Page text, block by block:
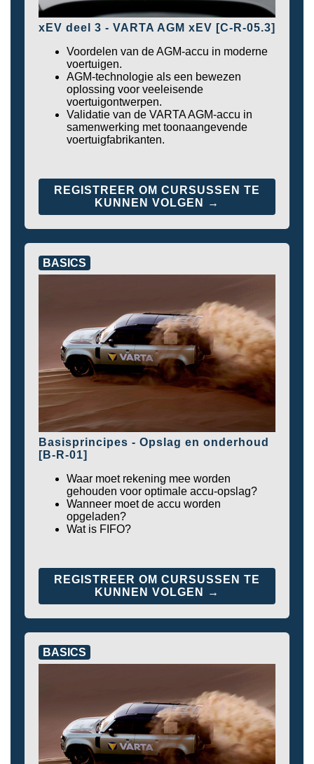
xEV deel 3 - VARTA AGM xEV [C-R-05.3]
Voordelen van de AGM-accu in moderne
voertuigen.
AGM-technologie als een bewezen
oplossing voor veeleisende
voertuigontwerpen.
Validatie van de VARTA AGM-accu in
samenwerking met toonaangevende
voertuigfabrikanten.
REGISTREER OM CURSUSSEN TE
KUNNEN VOLGEN →
BASICS
Basisprincipes - Opslag en onderhoud
[B-R-01]
Waar moet rekening mee worden
gehouden voor optimale accu-opslag?
Wanneer moet de accu worden
opgeladen?
Wat is FIFO?
REGISTREER OM CURSUSSEN TE
KUNNEN VOLGEN →
BASICS